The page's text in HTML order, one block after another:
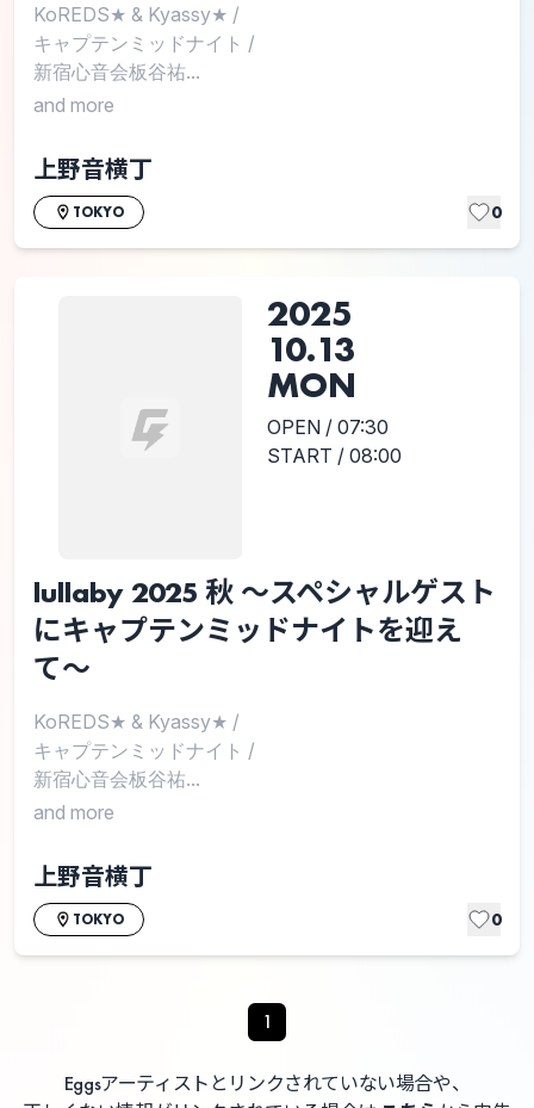
KoREDS★ & Kyassy★ /
キャプテンミッドナイト /
新宿心音会板谷祐...
and more
上野音横丁
TOKYO 0
2025
10.13
MON
OPEN / 07:30
START / 08:00
lullaby 2025 秋 〜スペシャルゲスト
にキャプテンミッドナイトを迎え
て〜
KoREDS★ & Kyassy★ /
キャプテンミッドナイト /
新宿心音会板谷祐...
and more
上野音横丁
TOKYO 0
1
Eggsアーティストとリンクされていない場合や、